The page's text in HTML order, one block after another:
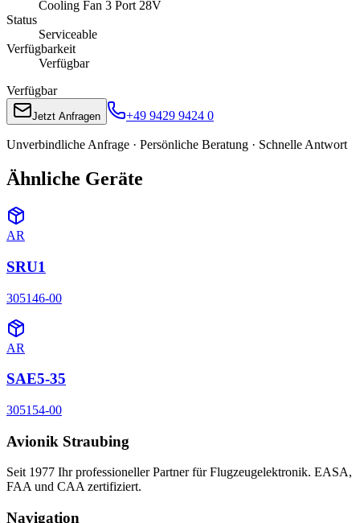
Cooling Fan 3 Port 28V
Status
Serviceable
Verfügbarkeit
Verfügbar
Verfügbar
Jetzt Anfragen +49 9429 9424 0
Unverbindliche Anfrage · Persönliche Beratung · Schnelle Antwort
Ähnliche Geräte
AR
SRU1
305146-00
AR
SAE5-35
305154-00
Avionik Straubing
Seit 1977 Ihr professioneller Partner für Flugzeugelektronik. EASA,
FAA und CAA zertifiziert.
Navigation